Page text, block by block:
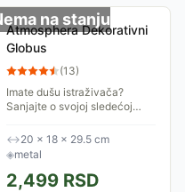
na stanju
Atmosphera Dekorativni
Globus
(13)
Imate dušu istraživača?
Sanjajte o svojoj sledećoj
globus sa retro šarmom.
Vintage izgled U ažurnom
metalu, ovaj globus je...
↔20 × 18 × 29.5 cm
◈metal
2,499 RSD